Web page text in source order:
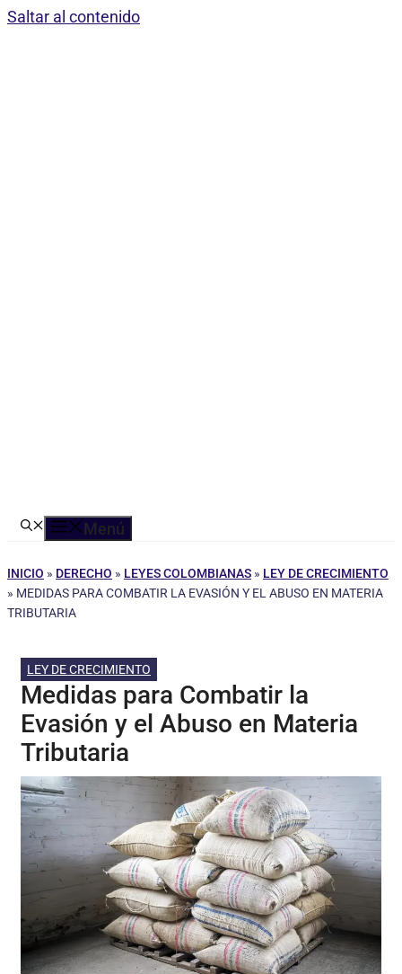
Saltar al contenido
Menú
INICIO » DERECHO » LEYES COLOMBIANAS » LEY DE CRECIMIENTO
» MEDIDAS PARA COMBATIR LA EVASIÓN Y EL ABUSO EN MATERIA
TRIBUTARIA
LEY DE CRECIMIENTO
Medidas para Combatir la
Evasión y el Abuso en Materia
Tributaria